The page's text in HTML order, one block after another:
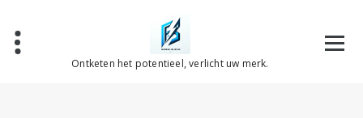
inhoud
Ontketen het potentieel, verlicht uw merk.